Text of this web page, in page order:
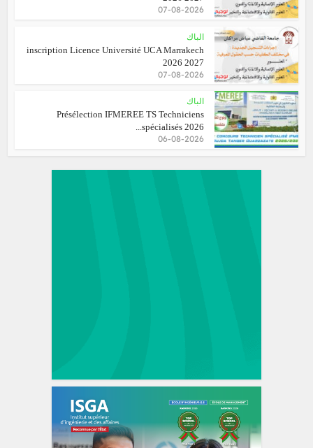
07-08-2026
الباك
inscription Licence Université UCA Marrakech
2026 2027
07-08-2026
الباك
Présélection IFMEREE TS Techniciens
spécialisés 2026...
06-08-2026